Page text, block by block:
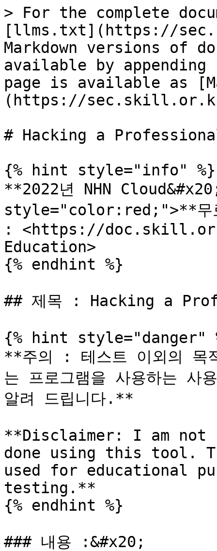
> For the complete
[llms.txt](https://
Markdown versions of
available by
page is available as
(https://
# Hacking a
{% hint style="info" %}
**2022년 NHN
style="color:red;">**무
: <https://
Education>
{% endhint %}
## 제목 : Hacking a
{% hint style="danger"
**주의 : 테스트 이외의 목
는 프로그램을 사용하는 사
알려 드립니다.**
**Disclaimer: I am not
done using this tool.
used for educational
testing.**
{% endhint %}
### 내용 :&#x20;